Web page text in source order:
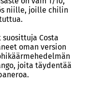
niille, joille chilin
Costa
oman version
joita täydentää